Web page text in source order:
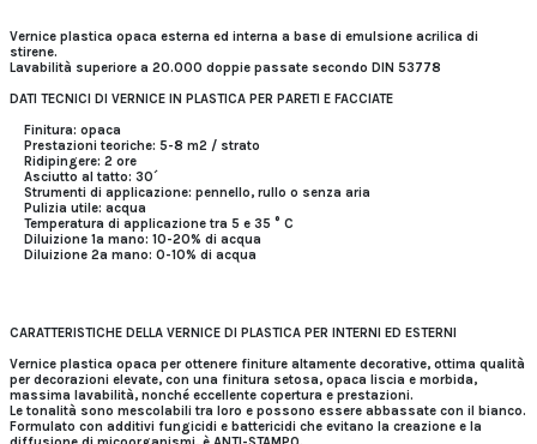
Vernice plastica opaca esterna ed interna a base di emulsione acrilica di
stirene.
Lavabilità superiore a 20.000 doppie passate secondo DIN 53778
DATI TECNICI DI VERNICE IN PLASTICA PER PARETI E FACCIATE
Finitura: opaca
Prestazioni teoriche: 5-8 m2 / strato
Ridipingere: 2 ore
Asciutto al tatto: 30´
Strumenti di applicazione: pennello, rullo o senza aria
Pulizia utile: acqua
Temperatura di applicazione tra 5 e 35 ° C
Diluizione 1a mano: 10-20% di acqua
Diluizione 2a mano: 0-10% di acqua
CARATTERISTICHE DELLA VERNICE DI PLASTICA PER INTERNI ED ESTERNI
Vernice plastica opaca per ottenere finiture altamente decorative, ottima qualità
per decorazioni elevate, con una finitura setosa, opaca liscia e morbida,
massima lavabilità, nonché eccellente copertura e prestazioni.
Le tonalità sono mescolabili tra loro e possono essere abbassate con il bianco.
Formulato con additivi fungicidi e battericidi che evitano la creazione e la